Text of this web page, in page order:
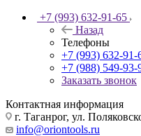
+7 (993) 632-91-65
Назад
Телефоны
+7 (993) 632-91-
+7 (988) 549-93-
Заказать звонок
Контактная информация
г. Таганрог, ул.
info@oriontools.ru